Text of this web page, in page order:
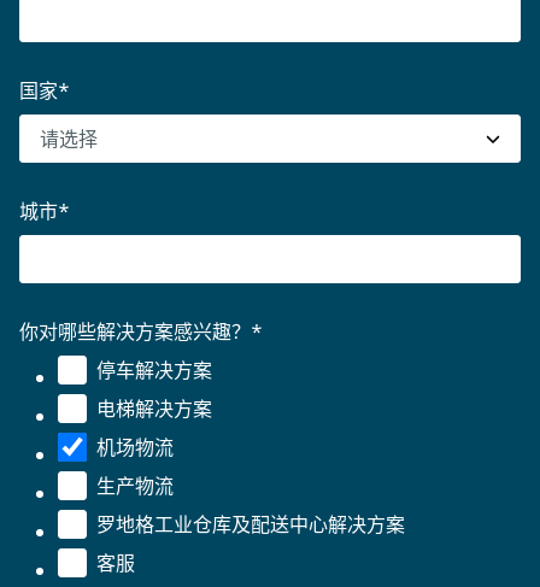
国家*
城市*
你对哪些解决方案感兴趣？ *
停车解决方案
电梯解决方案
机场物流
生产物流
罗地格工业仓库及配送中心解决方案
客服